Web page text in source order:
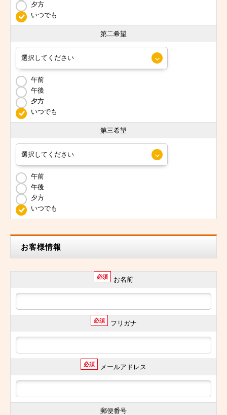
夕方
いつでも
第二希望
午前
午後
夕方
いつでも
第三希望
午前
午後
夕方
いつでも
お客様情報
必須 お名前
必須 フリガナ
必須 メールアドレス
郵便番号